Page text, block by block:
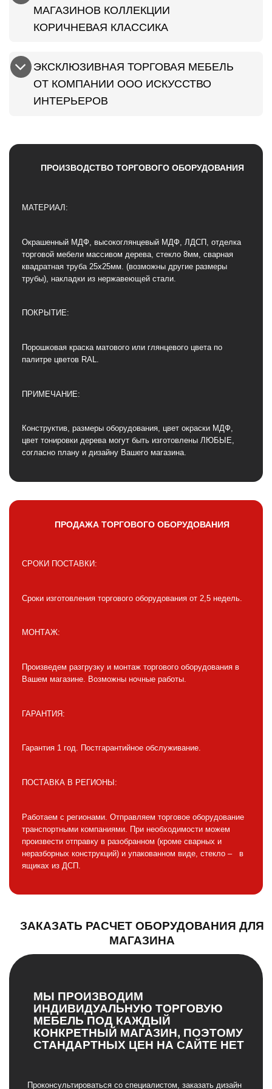
МАГАЗИНОВ КОЛЛЕКЦИИ
КОРИЧНЕВАЯ КЛАССИКА
ЭКСКЛЮЗИВНАЯ ТОРГОВАЯ МЕБЕЛЬ
ОТ КОМПАНИИ ООО ИСКУССТВО
ИНТЕРЬЕРОВ
ПРОИЗВОДСТВО ТОРГОВОГО ОБОРУДОВАНИЯ
МАТЕРИАЛ:
Окрашенный МДФ, высокоглянцевый МДФ, ЛДСП, отделка
торговой мебели массивом дерева, стекло 8мм, сварная
квадратная труба 25х25мм. (возможны другие размеры
трубы), накладки из нержавеющей стали.
ПОКРЫТИЕ:
Порошковая краска матового или глянцевого цвета по
палитре цветов RAL.
ПРИМЕЧАНИЕ:
Конструктив, размеры оборудования, цвет окраски МДФ,
цвет тонировки дерева могут быть изготовлены ЛЮБЫЕ,
согласно плану и дизайну Вашего магазина.
ПРОДАЖА ТОРГОВОГО ОБОРУДОВАНИЯ
СРОКИ ПОСТАВКИ:
Сроки изготовления торгового оборудования от 2,5 недель.
МОНТАЖ:
Произведем разгрузку и монтаж торгового оборудования в
Вашем магазине. Возможны ночные работы.
ГАРАНТИЯ:
Гарантия 1 год. Постгарантийное обслуживание.
ПОСТАВКА В РЕГИОНЫ:
Работаем с регионами. Отправляем торговое оборудование
транспортными компаниями. При необходимости можем
произвести отправку в разобранном (кроме сварных и
неразборных конструкций) и упакованном виде, стекло – в
ящиках из ДСП.
ЗАКАЗАТЬ РАСЧЕТ ОБОРУДОВАНИЯ ДЛЯ
МАГАЗИНА
МЫ ПРОИЗВОДИМ
ИНДИВИДУАЛЬНУЮ ТОРГОВУЮ
МЕБЕЛЬ ПОД КАЖДЫЙ
КОНКРЕТНЫЙ МАГАЗИН, ПОЭТОМУ
СТАНДАРТНЫХ ЦЕН НА САЙТЕ НЕТ
Проконсультироваться со специалистом, заказать дизайн